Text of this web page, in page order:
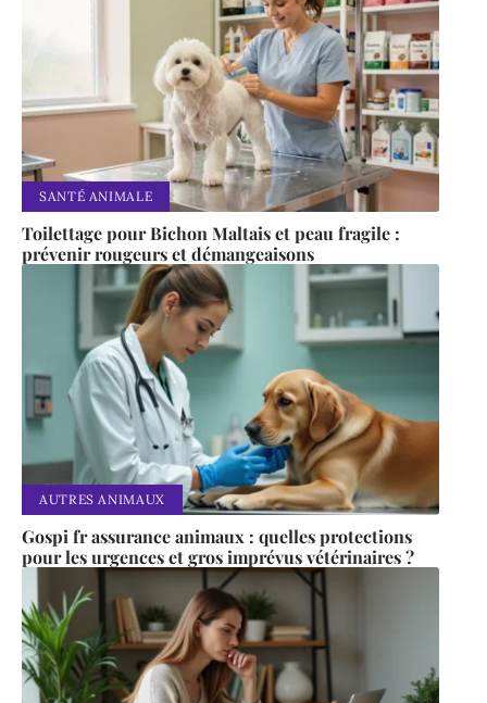
SANTÉ ANIMALE
Toilettage pour Bichon Maltais et peau fragile :
prévenir rougeurs et démangeaisons
AUTRES ANIMAUX
Gospi fr assurance animaux : quelles protections
pour les urgences et gros imprévus vétérinaires ?